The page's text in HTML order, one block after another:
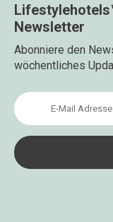
Newsletter
Abonniere den
wöchentliches